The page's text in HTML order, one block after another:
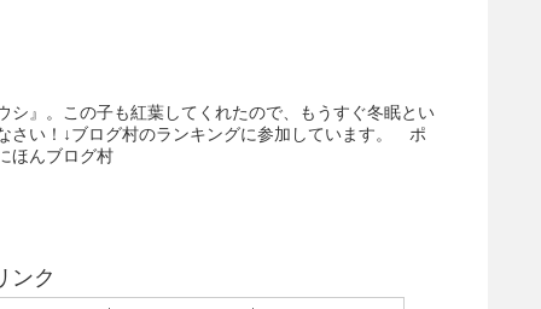
シ』。この子も紅葉してくれたので、もうすぐ冬眠とい
さい！↓ブログ村のランキングに参加しています。 ポ
ほんブログ村
ンク